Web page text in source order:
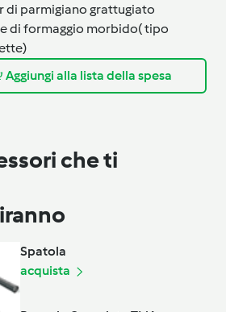
di parmigiano grattugiato
di formaggio morbido( tipo
Aggiungi alla lista della spesa
che ti
Spatola
acquista